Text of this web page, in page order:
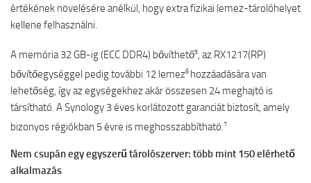
értékének növelésére anélkül, hogy extra fizikai lemez-tárolóhelyet
kellene felhasználni.
A memória 32 GB-ig (ECC DDR4) bővíthető5, az RX1217(RP)
bővítőegységgel pedig további 12 lemez6 hozzáadására van
lehetőség, így az egységekhez akár összesen 24 meghajtó is
társítható. A Synology 3 éves korlátozott garanciát biztosít, amely
bizonyos régiókban 5 évre is meghosszabbítható.7
Nem csupán egy egyszerű tárolószerver: több mint 150 elérhető
alkalmazás